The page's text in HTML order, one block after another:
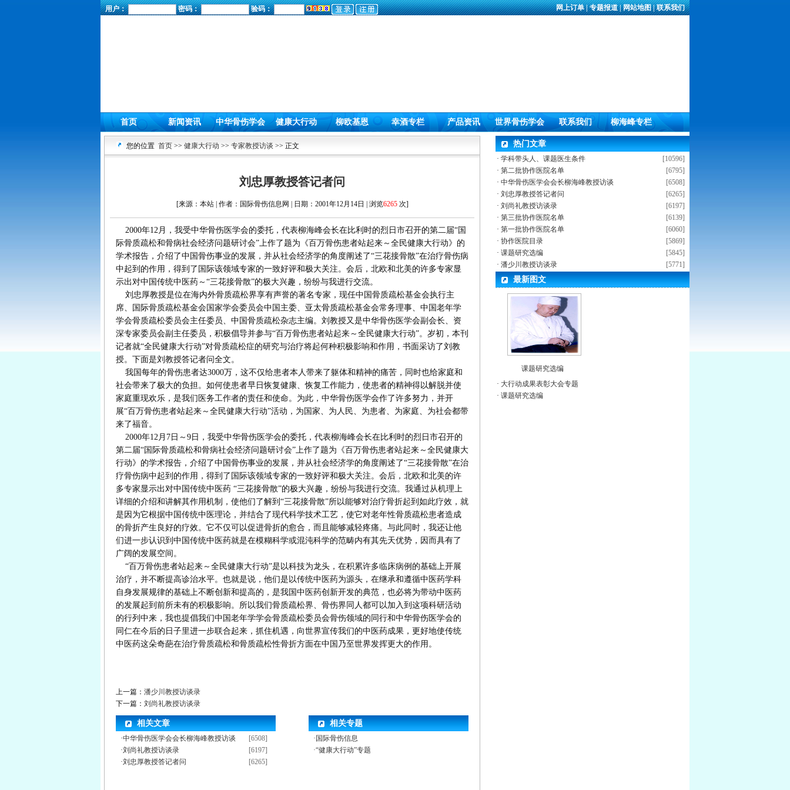
用户： 密码： 验码： 网上订单|专题报道|网站地图|联系我们
首页 新闻资讯 中华骨伤学会 健康大行动 柳欧基恩 幸酒专栏 产品资讯 世界骨伤学会 联系我们 柳海峰专栏
您的位置 首页 >> 健康大行动 >> 专家教授访谈 >> 正文
刘忠厚教授答记者问
[来源：本站 | 作者：国际骨伤信息网 | 日期：2001年12月14日 | 浏览6265次]
2000年12月，我受中华骨伤医学会的委托，代表柳海峰会长在比利时的烈日市召开的第二届“国
际骨质疏松和骨病社会经济问题研讨会”上作了题为《百万骨伤患者站起来～全民健康大行动》的
学术报告，介绍了中国骨伤事业的发展，并从社会经济学的角度阐述了“三花接骨散”在治疗骨伤病
中起到的作用，得到了国际该领域专家的一致好评和极大关注。会后，北欧和北美的许多专家显
示出对中国传统中医药～“三花接骨散”的极大兴趣，纷纷与我进行交流。
刘忠厚教授是位在海内外骨质疏松界享有声誉的著名专家，现任中国骨质疏松基金会执行主
席、国际骨质疏松基金会国家学会委员会中国主委、亚太骨质疏松基金会常务理事、中国老年学
学会骨质疏松委员会主任委员、中国骨质疏松杂志主编。刘教授又是中华骨伤医学会副会长、资
深专家委员会副主任委员，积极倡导并参与“百万骨伤患者站起来～全民健康大行动”。岁初，本刊
记者就“全民健康大行动”对骨质疏松症的研究与治疗将起何种积极影响和作用，书面采访了刘教
授。下面是刘教授答记者问全文。
我国每年的骨伤患者达3000万，这不仅给患者本人带来了躯体和精神的痛苦，同时也给家庭和
社会带来了极大的负担。如何使患者早日恢复健康、恢复工作能力，使患者的精神得以解脱并使
家庭重现欢乐，是我们医务工作者的责任和使命。为此，中华骨伤医学会作了许多努力，并开
展“百万骨伤患者站起来～全民健康大行动”活动，为国家、为人民、为患者、为家庭、为社会都带
来了福音。
2000年12月7日～9日，我受中华骨伤医学会的委托，代表柳海峰会长在比利时的烈日市召开的
第二届“国际骨质疏松和骨病社会经济问题研讨会”上作了题为《百万骨伤患者站起来～全民健康大
行动》的学术报告，介绍了中国骨伤事业的发展，并从社会经济学的角度阐述了“三花接骨散”在治
疗骨伤病中起到的作用，得到了国际该领域专家的一致好评和极大关注。会后，北欧和北美的许
多专家显示出对中国传统中医药 “三花接骨散”的极大兴趣，纷纷与我进行交流。我通过从机理上
详细的介绍和讲解其作用机制，使他们了解到“三花接骨散”所以能够对治疗骨折起到如此疗效，就
是因为它根据中国传统中医理论，并结合了现代科学技术工艺，使它对老年性骨质疏松患者造成
的骨折产生良好的疗效。它不仅可以促进骨折的愈合，而且能够减轻疼痛。与此同时，我还让他
们进一步认识到中国传统中医药就是在模糊科学或混沌科学的范畴内有其先天优势，因而具有了
广阔的发展空间。
“百万骨伤患者站起来～全民健康大行动”是以科技为龙头，在积累许多临床病例的基础上开展
治疗，并不断提高诊治水平。也就是说，他们是以传统中医药为源头，在继承和遵循中医药学科
自身发展规律的基础上不断创新和提高的，是我国中医药创新开发的典范，也必将为带动中医药
的发展起到前所未有的积极影响。所以我们骨质疏松界、骨伤界同人都可以加入到这项科研活动
的行列中来，我也提倡我们中国老年学学会骨质疏松委员会骨伤领域的同行和中华骨伤医学会的
同仁在今后的日子里进一步联合起来，抓住机遇，向世界宣传我们的中医药成果，更好地使传统
中医药这朵奇葩在治疗骨质疏松和骨质疏松性骨折方面在中国乃至世界发挥更大的作用。
上一篇： 潘少川教授访谈录
下一篇： 刘尚礼教授访谈录
相关文章
[6508]
·中华骨伤医学会会长柳海峰教授访谈
[6197]
·刘尚礼教授访谈录
[6265]
·刘忠厚教授答记者问
相关专题
·国际骨伤信息
·“健康大行动”专题
热门文章
[10596]
· 学科带头人、课题医生条件
[6795]
· 第二批协作医院名单
[6508]
· 中华骨伤医学会会长柳海峰教授访谈
[6265]
· 刘忠厚教授答记者问
[6197]
· 刘尚礼教授访谈录
[6139]
· 第三批协作医院名单
[6060]
· 第一批协作医院名单
[5869]
· 协作医院目录
[5845]
· 课题研究选编
[5771]
· 潘少川教授访谈录
最新图文
课题研究选编
· 大行动成果表彰大会专题
· 课题研究选编